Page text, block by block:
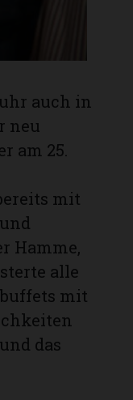
auch in
neu
am 25.
mit
Hamme,
alle
mit
das